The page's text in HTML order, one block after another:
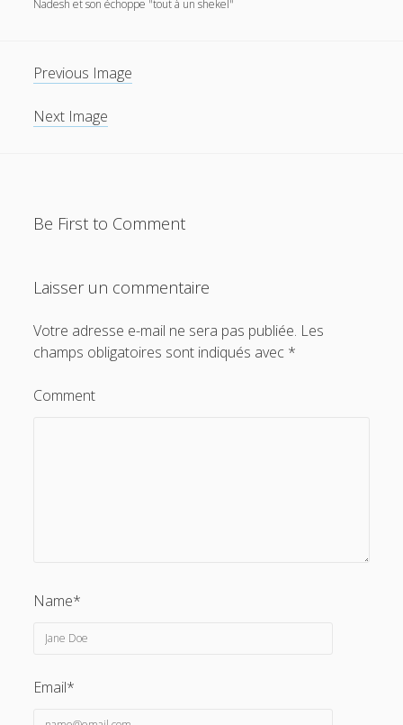
Nadesh et son échoppe "tout à un shekel"
Previous Image
Next Image
Be First to Comment
Laisser un commentaire
Votre adresse e-mail ne sera pas publiée. Les
champs obligatoires sont indiqués avec *
Comment
Name*
Email*